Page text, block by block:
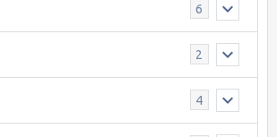
6
2
4